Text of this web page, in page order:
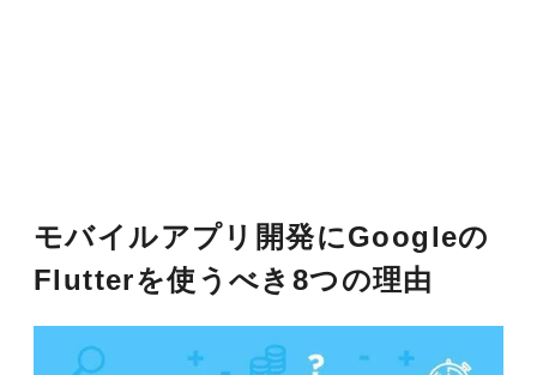
モバイルアプリ開発にGoogleの
Flutterを使うべき8つの理由